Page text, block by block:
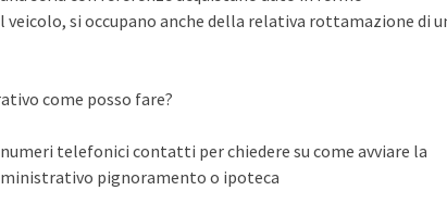
si occupano anche della relativa rottamazione di
come posso fare?
telefonici contatti per chiedere su come avviare la
pignoramento o ipoteca